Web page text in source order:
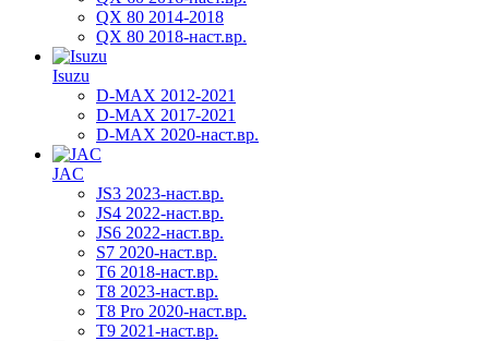
QX 80 2014-2018
QX 80 2018-наст.вр.
Isuzu
D-MAX 2012-2021
D-MAX 2017-2021
D-MAX 2020-наст.вр.
JAC
JS3 2023-наст.вр.
JS4 2022-наст.вр.
JS6 2022-наст.вр.
S7 2020-наст.вр.
T6 2018-наст.вр.
T8 2023-наст.вр.
T8 Pro 2020-наст.вр.
T9 2021-наст.вр.